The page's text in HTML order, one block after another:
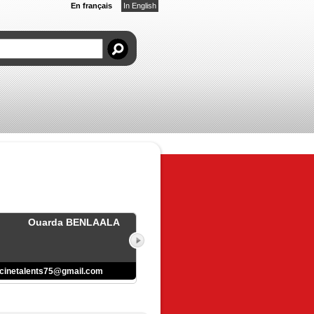
En français In English
Ouarda BENLAALA
cinetalents75@gmail.com